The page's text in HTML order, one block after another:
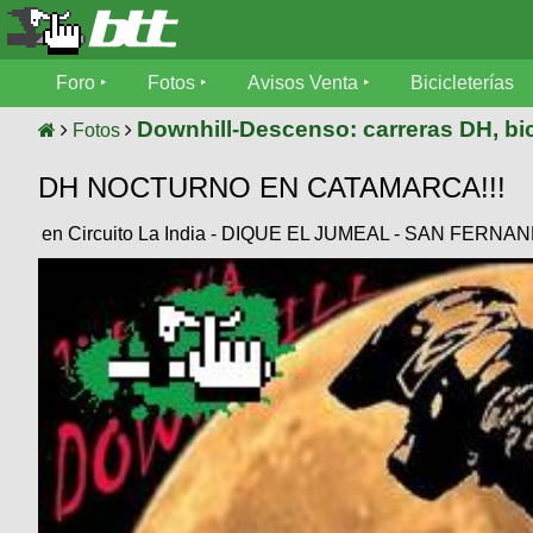
Foro
Mecánica
Fotos
tu
XC
Bicicletas
Viajes
Descenso
Dirt
Avisos
aviso
Buscar
Ultimos
Fotos
Bicicletas
Bicicletas
Tandem
Freerider
Videos
Cicloturismo
Salidas
Usuarios
Foro Fotos Avisos Venta Bicicleterías
Fotos Downhill-Descenso: carreras DH,
DH NOCTURNO EN CATAMARCA!!!
en Circuito La India - DIQUE EL JUMEAL - SAN